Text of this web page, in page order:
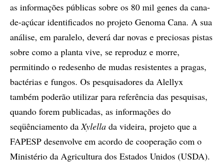
as informações públicas sobre os 80 mil genes da cana-
de-açúcar identificados no projeto Genoma Cana. A sua
análise, em paralelo, deverá dar novas e preciosas pistas
sobre como a planta vive, se reproduz e morre,
permitindo o redesenho de mudas resistentes a pragas,
bactérias e fungos. Os pesquisadores da Alellyx
também poderão utilizar para referência das pesquisas,
quando forem publicadas, as informações do
seqüênciamento da Xylella da videira, projeto que a
FAPESP desenvolve em acordo de cooperação com o
Ministério da Agricultura dos Estados Unidos (USDA).